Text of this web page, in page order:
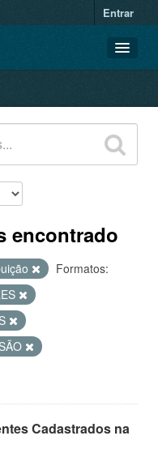
Entrar
encontrado
Formatos:
Cadastrados na